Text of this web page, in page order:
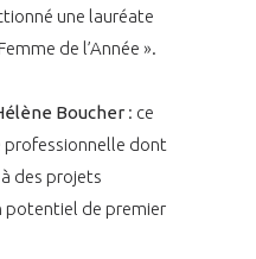
une lauréate
de l’Année ».
Boucher: ce
professionnelle dont
des projets
potentiel de premier